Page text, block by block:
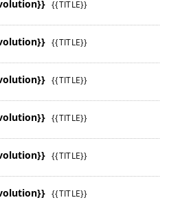
{{TITLE}}
{{TITLE}}
{{TITLE}}
{{TITLE}}
{{TITLE}}
{{TITLE}}